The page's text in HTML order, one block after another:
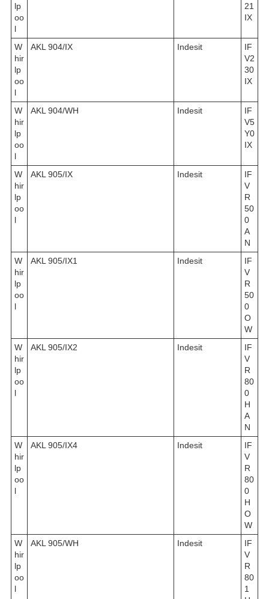
lp
oo
l
21
IX
W
hir
lp
oo
l
AKL 904/IX Indesit
IF
V2
30
IX
W
hir
lp
oo
l
AKL 904/WH Indesit
IF
V5
Y0
IX
W
hir
lp
oo
l
AKL 905/IX Indesit
IF
V
R
50
0
A
N
W
hir
lp
oo
l
AKL 905/IX1 Indesit
IF
V
R
50
0
O
W
W
hir
lp
oo
l
AKL 905/IX2 Indesit
IF
V
R
80
0
H
A
N
W
hir
lp
oo
l
AKL 905/IX4 Indesit
IF
V
R
80
0
H
O
W
W
hir
lp
oo
l
AKL 905/WH Indesit
IF
V
R
80
1